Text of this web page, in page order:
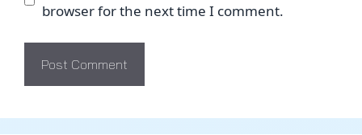
browser for the next time I comment.